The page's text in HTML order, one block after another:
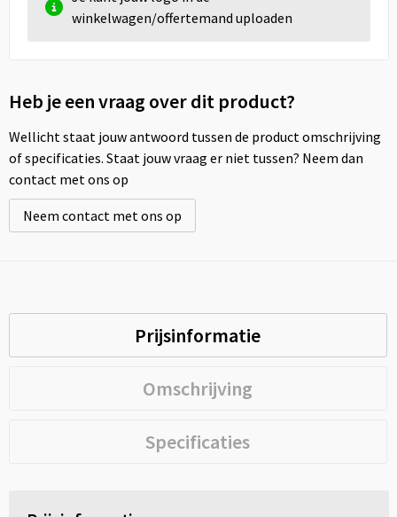
winkelwagen/offertemand uploaden
Heb je een vraag over dit product?
Wellicht staat jouw antwoord tussen de product omschrijving
of specificaties. Staat jouw vraag er niet tussen? Neem dan
contact met ons op
Neem contact met ons op
Prijsinformatie
Omschrijving
Specificaties